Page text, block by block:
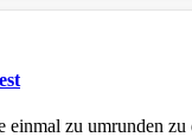
zu umrunden